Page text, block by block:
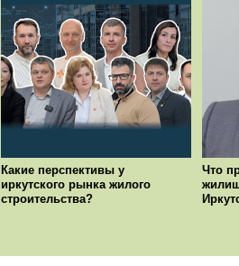
Какие перспективы у
иркутского рынка жилого
строительства?
Что